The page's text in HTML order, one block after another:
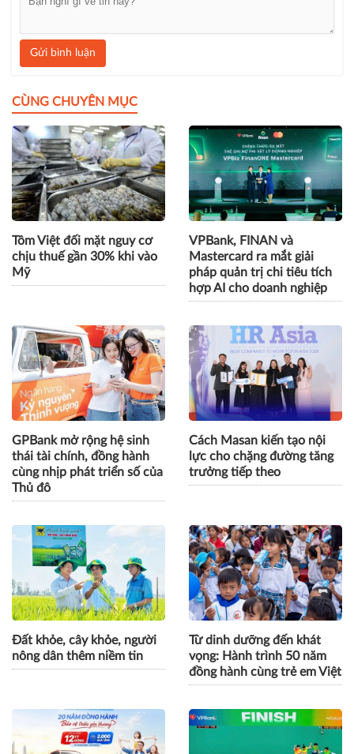
Gửi bình luận
CÙNG CHUYÊN MỤC
Tôm Việt đối mặt nguy cơ
chịu thuế gần 30% khi vào
Mỹ
VPBank, FINAN và
Mastercard ra mắt giải
pháp quản trị chi tiêu tích
hợp AI cho doanh nghiệp
GPBank mở rộng hệ sinh
thái tài chính, đồng hành
cùng nhịp phát triển số của
Thủ đô
Cách Masan kiến tạo nội
lực cho chặng đường tăng
trưởng tiếp theo
Đất khỏe, cây khỏe, người Từ dinh dưỡng đến khát